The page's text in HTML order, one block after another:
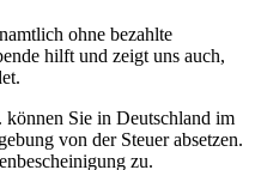
ohne bezahlte
hilft und zeigt uns auch,
können Sie in Deutschland im
von der Steuer absetzen.
zu.